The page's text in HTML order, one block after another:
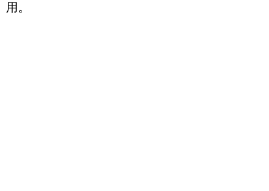
用。